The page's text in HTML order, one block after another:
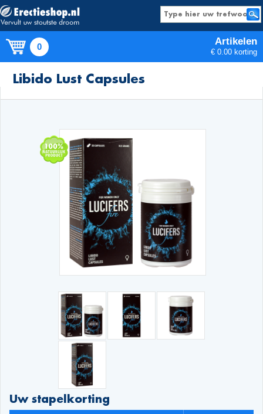
0 Artikelen
€ 0.00 korting
Producten
Libido Lust Capsules
Uw stapelkorting